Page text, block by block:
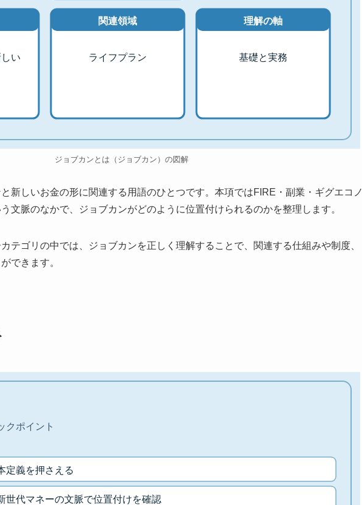
い
関連領域
ライフプラン
理解の軸
基礎と実務
ジョブカンとは（ジョブカン）の図解
新しいお金の形に関連する用語のひとつです。本項ではFIRE・副業・ギグエコノ
文脈のなかで、ジョブカンがどのように位置付けられるのかを整理します。
テゴリの中では、ジョブカンを正しく理解することで、関連する仕組みや制度、
できます。
クポイント
定義を押さえる
世代マネーの文脈で位置付けを確認